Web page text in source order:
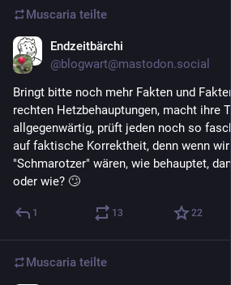
Muscaria teilte
Endzeitbärchi
@blogwart@mastodon.social
Bringt bitte noch mehr Fakten und
rechten Hetzbehauptungen, macht ihre
allgegenwärtig, prüft jeden noch so
auf faktische Korrektheit, denn wenn
"Schmarotzer" wären, wie behauptet,
oder wie? 🙄
1 13 22
Muscaria teilte